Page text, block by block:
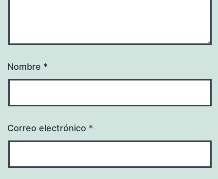
Nombre *
Correo electrónico *